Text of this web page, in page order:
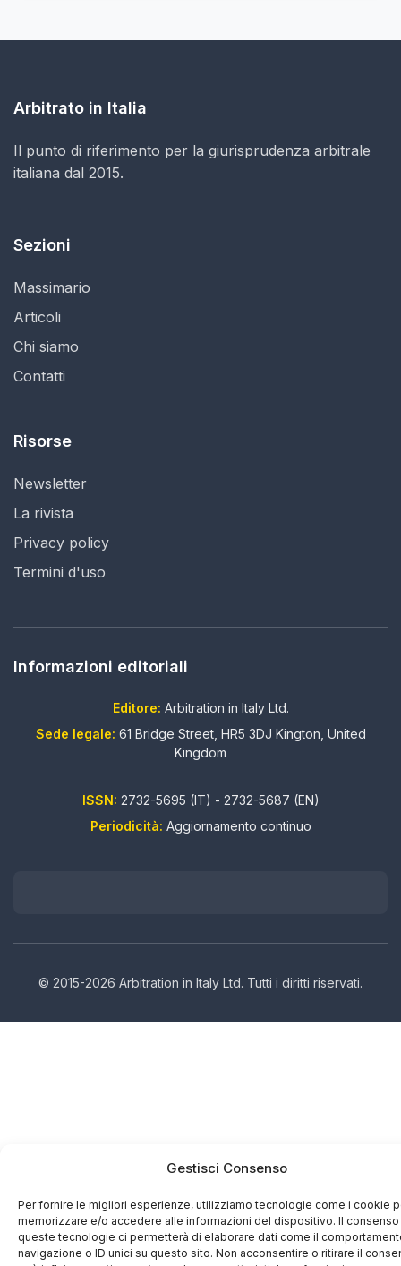
Gestisci Consenso
Per fornire le migliori esperienze, utilizziamo tecnologie come i cookie
memorizzare e/o accedere alle informazioni del dispositivo. Il consenso
queste tecnologie ci permetterà di elaborare dati come il
navigazione o ID unici su questo sito. Non acconsentire o ritirare il
Arbitrato in Italia
Il punto di riferimento per la giurisprudenza arbitrale
italiana dal 2015.
Sezioni
Massimario
Articoli
Chi siamo
Contatti
Risorse
Newsletter
La rivista
Privacy policy
Termini d'uso
Informazioni editoriali
Editore: Arbitration in Italy Ltd.
Sede legale: 61 Bridge Street, HR5 3DJ Kington, United
Kingdom
ISSN: 2732-5695 (IT) - 2732-5687 (EN)
Periodicità: Aggiornamento continuo
© 2015-2026 Arbitration in Italy Ltd. Tutti i diritti riservati.